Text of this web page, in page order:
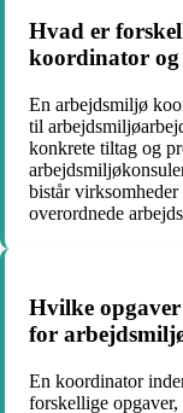
Hvad er
koordinator og
En arbejdsmiljø
til
konkrete tiltag og
bistår
overordnede
Hvilke
for
En koordinator
forskellige